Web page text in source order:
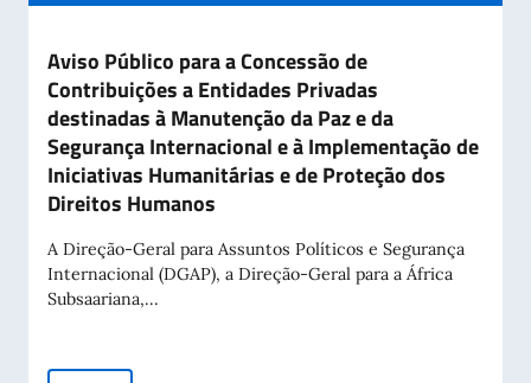
Aviso Público para a Concessão de
Contribuições a Entidades Privadas
destinadas à Manutenção da Paz e da
Segurança Internacional e à Implementação de
Iniciativas Humanitárias e de Proteção dos
Direitos Humanos
A Direção-Geral para Assuntos Políticos e Segurança
Internacional (DGAP), a Direção-Geral para a África
Subsaariana,...